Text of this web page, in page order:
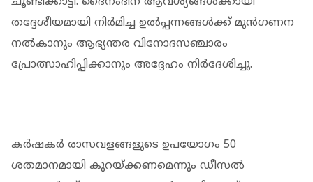
തദ്ദേശീയമായി നിർമിച്ച ഉൽപ്പന്നങ്ങൾക്ക് മുൻഗണന
നൽകാനും ആഭ്യന്തര വിനോദസഞ്ചാരം
പ്രോത്സാഹിപ്പിക്കാനും അദ്ദേഹം നിർദേശിച്ചു.
കർഷകർ രാസവളങ്ങളുടെ ഉപയോഗം 50
ശതമാനമായി കുറയ്ക്കണമെന്നും ഡീസൽ